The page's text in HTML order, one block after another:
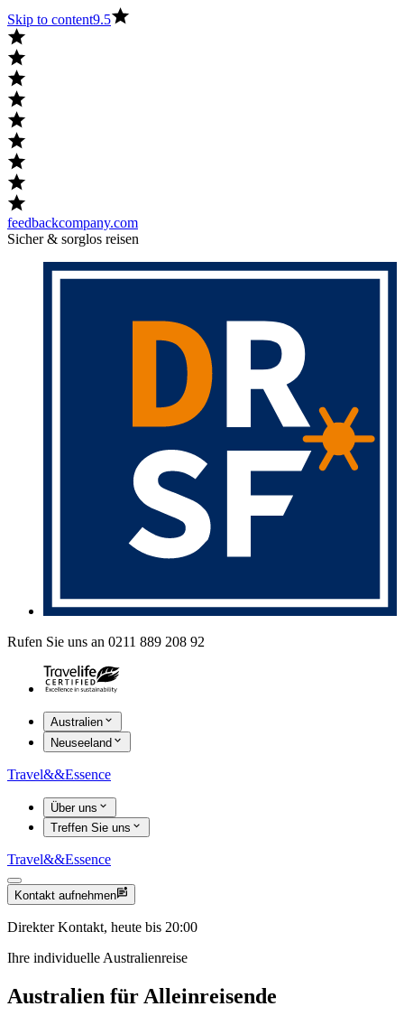
Skip to content9.5
feedbackcompany.com
Sicher & sorglos reisen
Rufen Sie uns an 0211 889 208 92
Australien
Neuseeland
Travel&&Essence
Über uns
Treffen Sie uns
Travel&&Essence
Kontakt aufnehmen
Direkter Kontakt, heute bis 20:00
Ihre individuelle Australienreise
Australien für Alleinreisende